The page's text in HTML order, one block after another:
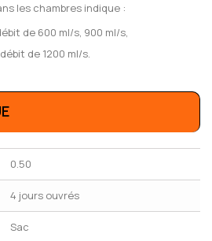
les chambres indique :
de 600 ml/s, 900 ml/s,
de 1200 ml/s.
0.50
4 jours ouvrés
Sac